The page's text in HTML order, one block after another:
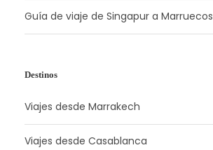
Guía de viaje de Singapur a Marruecos
Destinos
Viajes desde Marrakech
Viajes desde Casablanca